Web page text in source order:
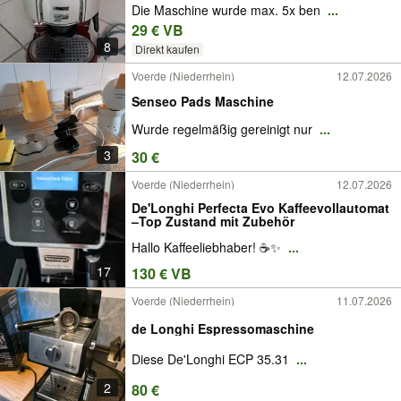
8
Die Maschine wurde max. 5x ben ...
29 € VB
Direkt kaufen
3
Voerde (Niederrhein) 12.07.2026
Senseo Pads Maschine
Wurde regelmäßig gereinigt nur ...
30 €
17
Voerde (Niederrhein) 12.07.2026
De'Longhi Perfecta Evo Kaffeevollautomat
–Top Zustand mit Zubehör
​Hallo Kaffeeliebhaber! ☕✨ ...
130 € VB
2
Voerde (Niederrhein) 11.07.2026
de Longhi Espressomaschine
Diese De'Longhi ECP 35.31 ...
80 €